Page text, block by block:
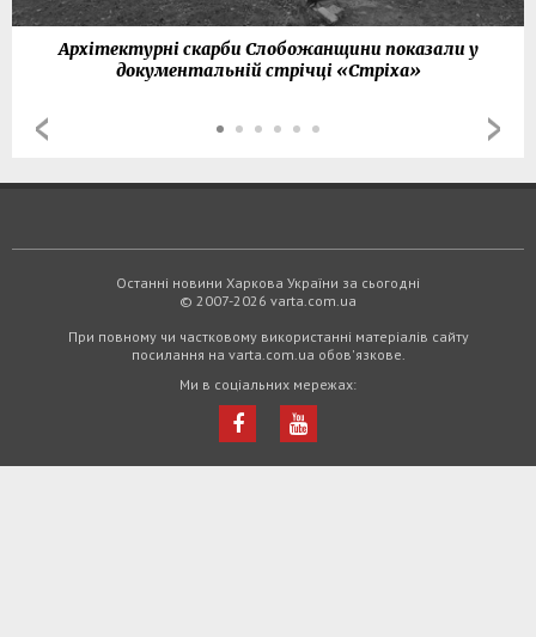
Архітектурні скарби Слобожанщини показали у
документальній стрічці «Стріха»
Останні новини Харкова України за сьогодні
© 2007-2026 varta.com.ua
При повному чи частковому використанні матеріалів сайту
посилання на varta.com.ua обов'язкове.
Ми в соціальних мережах: